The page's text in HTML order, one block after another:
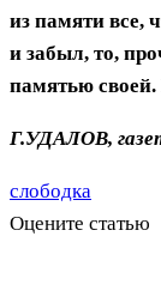
из памяти все,
и забыл, то,
памятью
Г.УДАЛОВ,
слободка
Оцените статью